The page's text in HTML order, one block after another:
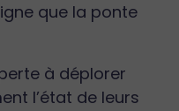
que la ponte
à déplorer
l’état de leurs